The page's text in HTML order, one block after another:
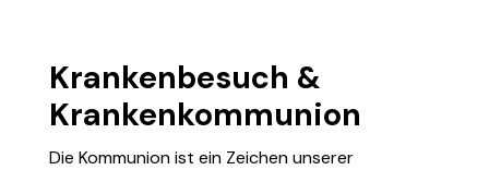
Krankenbesuch &
Krankenkommunion
Die Kommunion ist ein Zeichen unserer